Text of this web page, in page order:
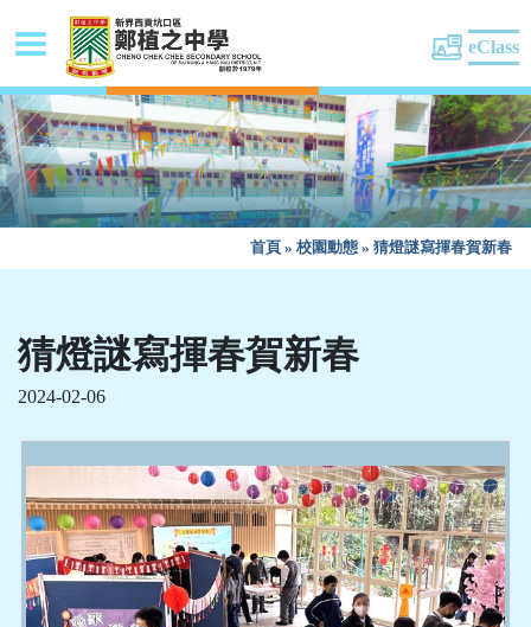
eClass
首頁 » 校園動態 » 猜燈謎寫揮春賀新春
猜燈謎寫揮春賀新春
2024-02-06